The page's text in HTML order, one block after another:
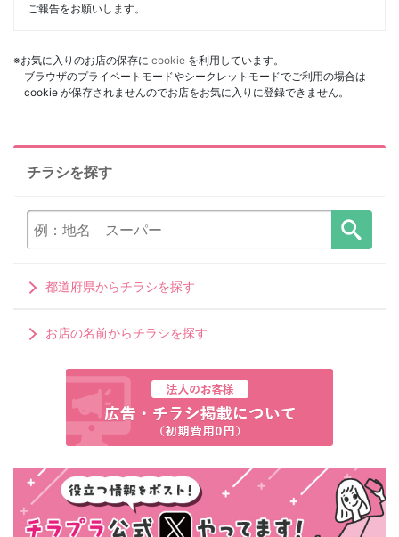
ご報告をお願いします。
※お気に入りのお店の保存に cookie を利用しています。
ブラウザのプライベートモードやシークレットモードでご利用の場合は
cookie が保存されませんのでお店をお気に入りに登録できません。
チラシを探す
都道府県からチラシを探す
お店の名前からチラシを探す